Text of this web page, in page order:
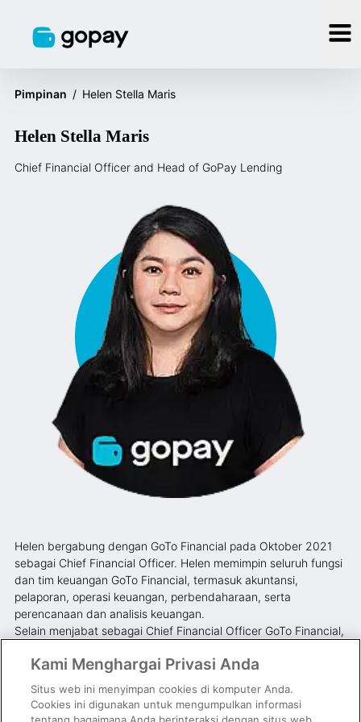
Pimpinan / Helen Stella Maris
Helen Stella Maris
Chief Financial Officer and Head of GoPay Lending
Helen bergabung dengan GoTo Financial pada Oktober 2021
sebagai Chief Financial Officer. Helen memimpin seluruh fungsi
dan tim keuangan GoTo Financial, termasuk akuntansi,
pelaporan, operasi keuangan, perbendaharaan, serta
perencanaan dan analisis keuangan.
Selain menjabat sebagai Chief Financial Officer GoTo Financial,
Helen bertanggung jawab untuk memperkuat bisnis lending
manajemen resiko yang komprehensif.
Helen memiliki lebih dari 20 tahun pengalaman di bidang
Kami Menghargai Privasi Anda
Situs web ini menyimpan cookies di komputer Anda.
Cookies ini digunakan untuk mengumpulkan informasi